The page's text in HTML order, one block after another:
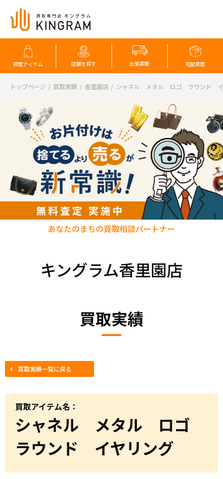
買取アイテム 店舗を探す 出張買取 宅配買取
トップページ 買取実績 香里園店 シャネル メタル ロゴ ラウンド イ
キングラム香里園店
あなたのまちの買取相談パートナー
買取実績
買取実績一覧に戻る
買取アイテム名：
シャネル メタル ロゴ
ラウンド イヤリング